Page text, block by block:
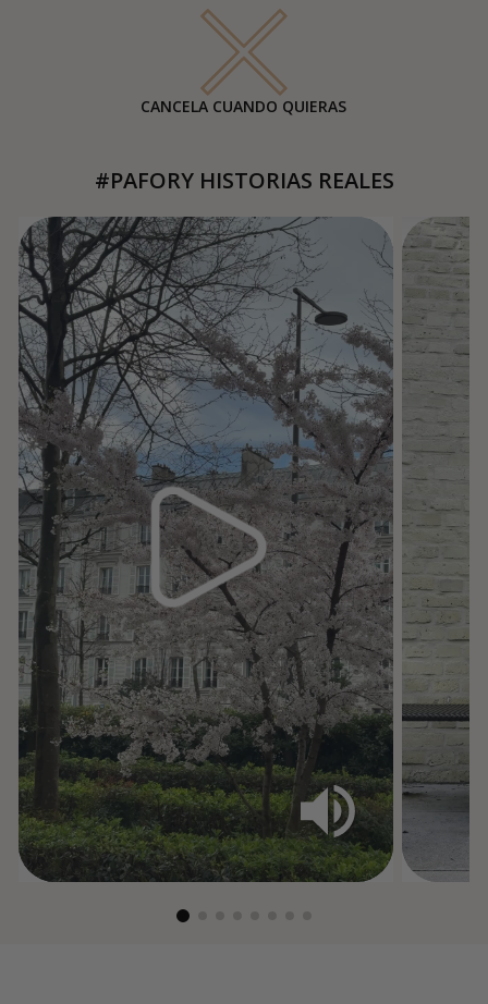
CANCELA CUANDO QUIERAS
#PAFORY HISTORIAS REALES